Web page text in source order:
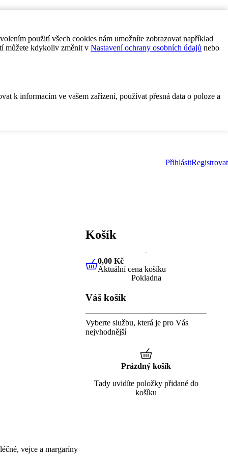
použití všech cookies nám umožníte zobrazovat například
můžete kdykoliv změnit v Nastavení ochrany osobních údajů nebo
k informacím ve vašem zařízení, používat přesná data o poloze a
PřihlásitRegistrovat
vejce a margaríny
Košík
0,00 KčAktuální cena košíku
0,00 Kč
Aktuální cena košíku
Pokladna
Váš košík
Vyberte službu, která je pro Vás
nejvhodnější
Prázdný košík
Tady uvidíte položky přidané do
košíku